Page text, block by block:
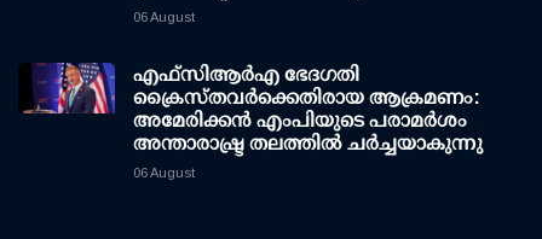
06 August
എഫ്‌സി‌ആര്‍‌എ ഭേദഗതി
ക്രൈസ്തവർക്കെതിരായ ആക്രമണം:
അമേരിക്കൻ എംപിയുടെ പരാമർശം
അന്താരാഷ്ട്ര തലത്തിൽ ചർച്ചയാകുന്നു
06 August